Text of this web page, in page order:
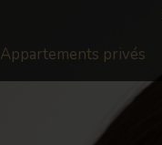
Appartements privés